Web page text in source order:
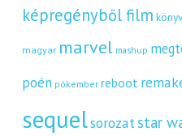
képregényből film
magyar marvel mashup
poén pókember reboot
sequelsorozatstar